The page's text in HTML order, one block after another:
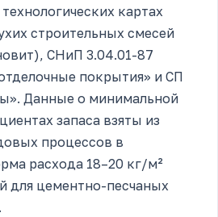
картах
строительных смесей
СНиП 3.04.01-87
покрытия» и СП
Данные о минимальной
запаса взяты из
процессов в
расхода 18–20 кг/м²
для цементно-песчаных